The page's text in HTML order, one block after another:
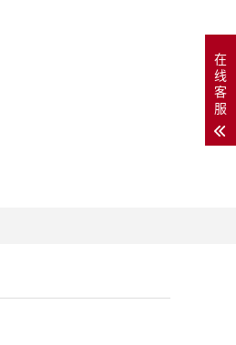
在
线
客
服